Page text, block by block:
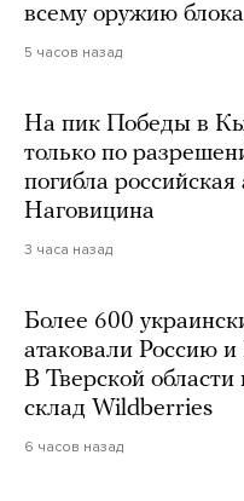
всему оружию блока
5 часов назад
На пик Победы в
только по
погибла
Наговицина
3 часа назад
Более 600
атаковали Россию
В Тверской области
склад Wildberries
6 часов назад